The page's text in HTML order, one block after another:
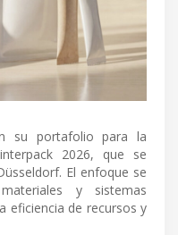
su portafolio para la
2026, que se
El enfoque se
y sistemas
eficiencia de recursos y